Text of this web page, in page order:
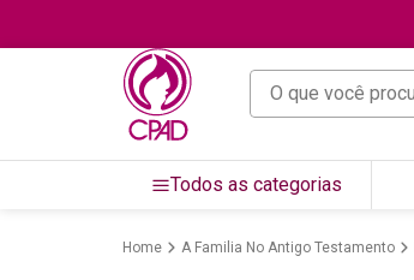
O que você procura?
Todos as categorias
A Familia No Antigo Testamento